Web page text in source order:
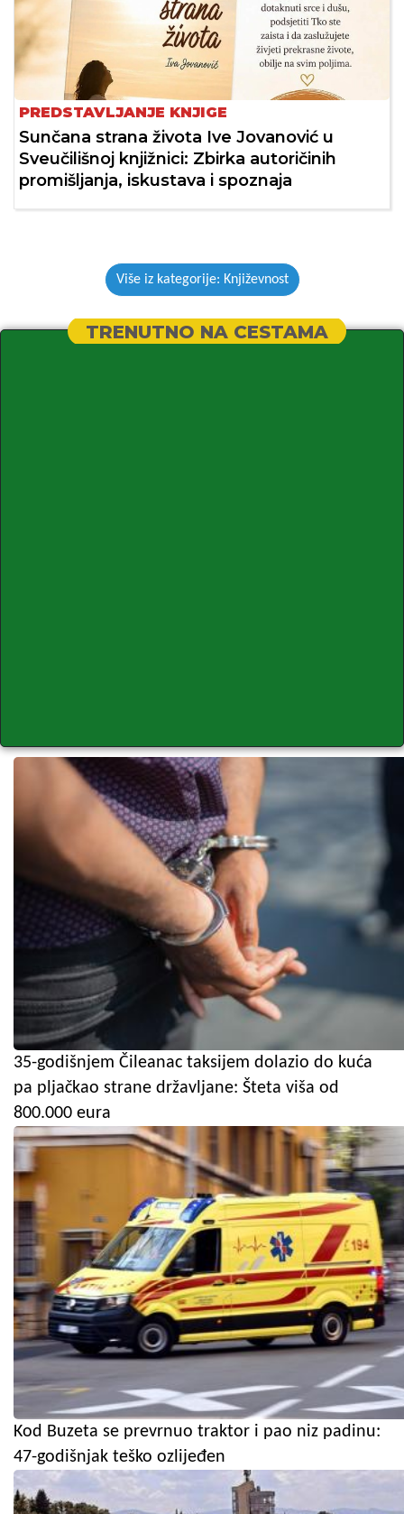
PREDSTAVLJANJE KNJIGE
Sunčana strana života Ive Jovanović u
Sveučilišnoj knjižnici: Zbirka autoričinih
promišljanja, iskustava i spoznaja
Više iz kategorije: Književnost
TRENUTNO NA CESTAMA
35-godišnjem Čileanac taksijem dolazio do kuća
pa pljačkao strane državljane: Šteta viša od
800.000 eura
Kod Buzeta se prevrnuo traktor i pao niz padinu:
47-godišnjak teško ozlijeđen